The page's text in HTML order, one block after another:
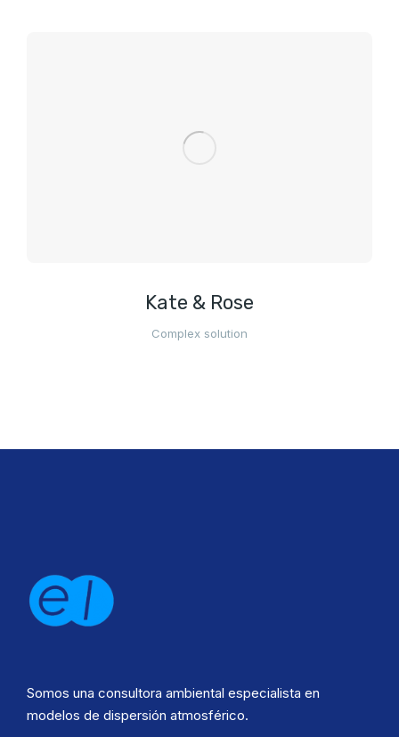
Kate & Rose
Complex solution
Somos una consultora ambiental especialista en
modelos de dispersión atmosférico.